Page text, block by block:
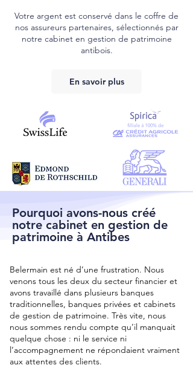
Votre argent est conservé dans le coffre de
nos assureurs partenaires, sélectionnés par
notre cabinet en gestion de patrimoine
antibois.
En savoir plus
Pourquoi avons-nous créé
notre cabinet en gestion de
patrimoine à Antibes
Belermain est né d’une frustration. Nous
venons tous les deux du secteur financier et
avons travaillé dans plusieurs banques
traditionnelles, banques privées et cabinets
de gestion de patrimoine. Très vite, nous
nous sommes rendu compte qu’il manquait
quelque chose : ni le service ni
l’accompagnement ne répondaient vraiment
aux attentes des clients.